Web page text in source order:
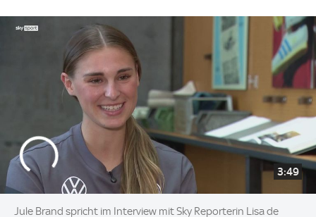
3:49
Jule Brand spricht im Interview mit Sky Reporterin Lisa de